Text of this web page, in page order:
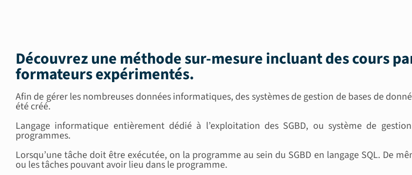
Découvrez une méthode sur-mesure incluant descours
formateurs expérimentés.
Afin de gérer les nombreuses données informatiques, des systèmes de gestion de bases de
été créé.
Langage informatique entièrement dédié à l’exploitation des SGBD, ou système de
programmes.
Lorsqu’une tâche doit être exécutée, on la programme au sein du SGBD en langage SQL. De
ou les tâches pouvant avoir lieu dans le programme.